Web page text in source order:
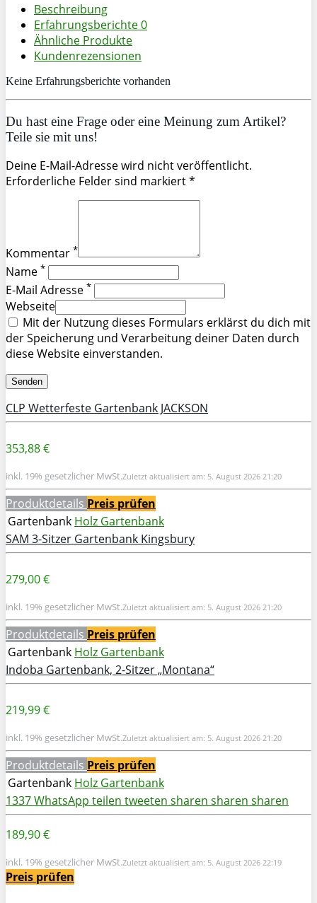
Beschreibung
Erfahrungsberichte0
Ähnliche Produkte
Kundenrezensionen
Keine Erfahrungsberichte vorhanden
Du hast eine Frage oder eine Meinung zum Artikel?
Teile sie mit uns!
Deine E-Mail-Adresse wird nicht veröffentlicht.
Erforderliche Felder sind markiert *
Kommentar *
Name *
E-Mail Adresse *
Webseite
Mit der Nutzung dieses Formulars erklärst du dich mit
der Speicherung und Verarbeitung deiner Daten durch
diese Website einverstanden.
CLP Wetterfeste Gartenbank JACKSON
353,88 €
inkl. 19% gesetzlicher MwSt.Zuletzt aktualisiert am: 5. August 2026 21:20
Produktdetails Preis prüfen
Gartenbank Holz Gartenbank
SAM 3-Sitzer Gartenbank Kingsbury
279,00 €
inkl. 19% gesetzlicher MwSt.Zuletzt aktualisiert am: 5. August 2026 21:20
Produktdetails Preis prüfen
Gartenbank Holz Gartenbank
Indoba Gartenbank, 2-Sitzer „Montana“
219,99 €
inkl. 19% gesetzlicher MwSt.Zuletzt aktualisiert am: 5. August 2026 21:20
Produktdetails Preis prüfen
Gartenbank Holz Gartenbank
1337WhatsApp teilen tweeten sharen sharen sharen
189,90 €
inkl. 19% gesetzlicher MwSt.Zuletzt aktualisiert am: 5. August 2026 22:19
Preis prüfen